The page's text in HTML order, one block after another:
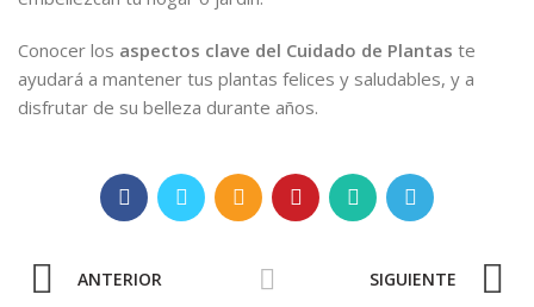
Conocer los aspectos clave del Cuidado de Plantas te
ayudará a mantener tus plantas felices y saludables, y a
disfrutar de su belleza durante años.
ANTERIOR SIGUIENTE